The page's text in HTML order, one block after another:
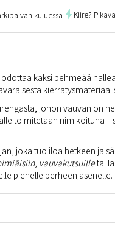
kuluessa Kiire?
kaksi pehmeää
johon vauvan on
toimitetaan nimikoituna –
joka tuo iloa hetkeen ja
, vauvakutsuilletai
pienelle perheenjäsenelle.